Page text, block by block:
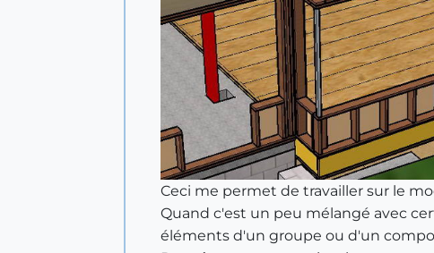
Ceci me permet de travailler sur le
Quand c'est un peu mélangé avec
éléments d'un groupe ou d'un